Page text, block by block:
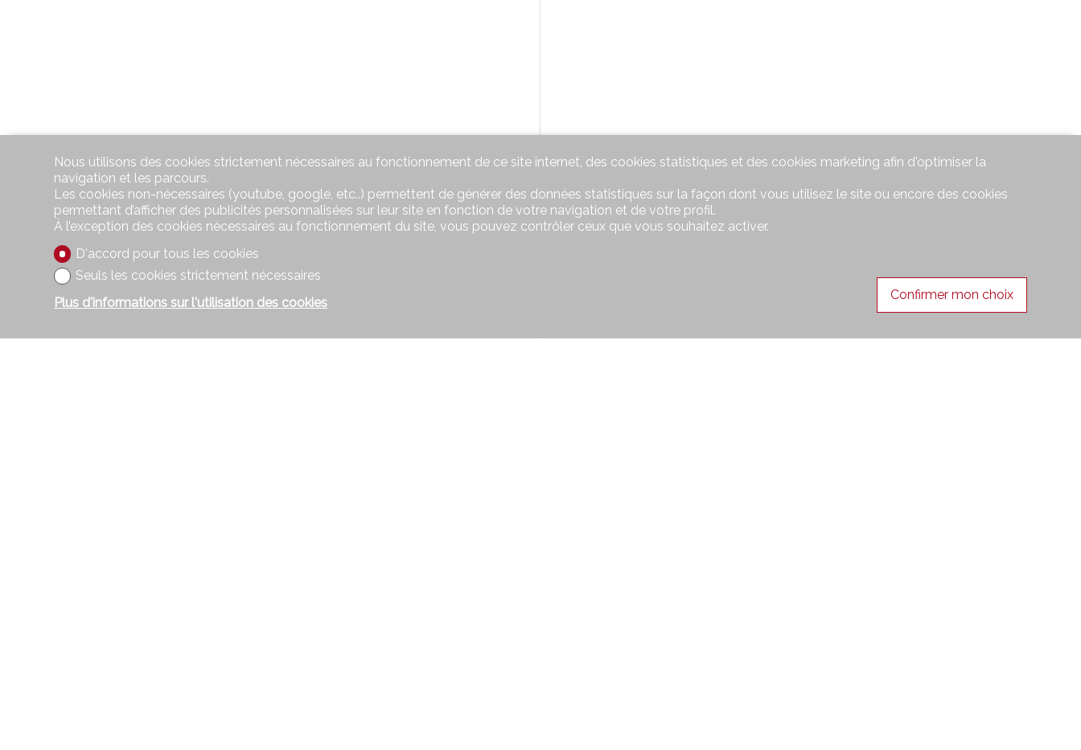
Nous utilisons des cookies strictement nécessaires au fonctionnement de ce site internet, des cookies statistiques et des cookies marketing afin d'optimiser la
navigation et les parcours.
Les cookies non-nécessaires (youtube, google, etc..) permettent de générer des données statistiques sur la façon dont vous utilisez le site ou encore des cookies
permettant d’afficher des publicités personnalisées sur leur site en fonction de votre navigation et de votre profil.
À l’exception des cookies nécessaires au fonctionnement du site, vous pouvez contrôler ceux que vous souhaitez activer.
D'accord pour tous les cookies
Seuls les cookies strictement nécessaires
Plus d'informations sur l'utilisation des cookies
Confirmer mon choix